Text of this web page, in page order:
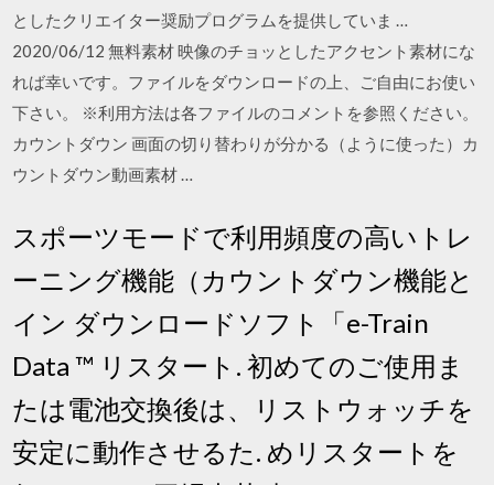
としたクリエイター奨励プログラムを提供していま …
2020/06/12 無料素材 映像のチョッとしたアクセント素材にな
れば幸いです。ファイルをダウンロードの上、ご自由にお使い
下さい。 ※利用方法は各ファイルのコメントを参照ください。
カウントダウン 画面の切り替わりが分かる（ように使った）カ
ウントダウン動画素材 …
スポーツモードで利用頻度の高いトレ
ーニング機能（カウントダウン機能と
イン ダウンロードソフト「e-Train
Data ™ リスタート. 初めてのご使用ま
たは電池交換後は、リストウォッチを
安定に動作させるた. めリスタートを